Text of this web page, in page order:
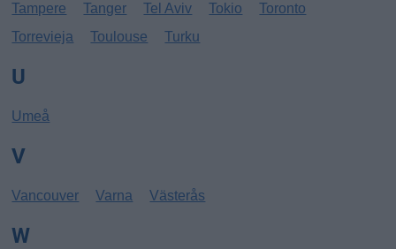
Tampere Tanger Tel Aviv Tokio
Toronto
Torrevieja
Toulouse Turku
U
Umeå
V
Vancouver Varna Västerås
W